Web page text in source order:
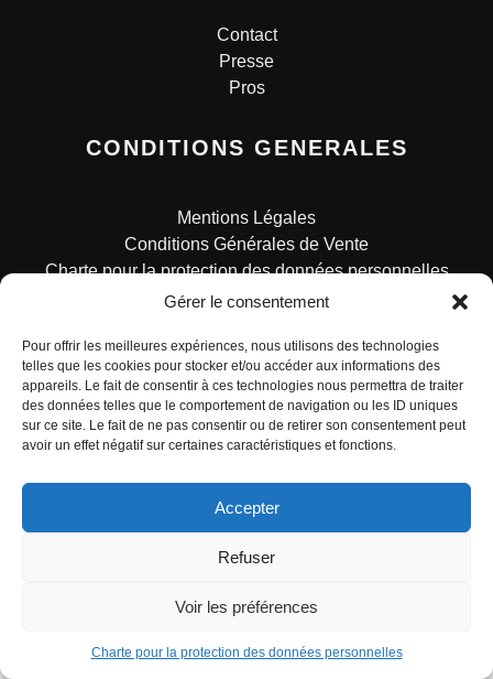
Gérer le consentement
Pour offrir les meilleures expériences, nous utilisons des technologies
telles que les cookies pour stocker et/ou accéder aux informations des
appareils. Le fait de consentir à ces technologies nous permettra de traiter
des données telles que le comportement de navigation ou les ID uniques
sur ce site. Le fait de ne pas consentir ou de retirer son consentement peut
avoir un effet négatif sur certaines caractéristiques et fonctions.
Accepter
Refuser
Voir les préférences
Charte pour la protection des données personnelles
Contact
Presse
Pros
CONDITIONS GENERALES
Mentions Légales
Conditions Générales de Vente
Charte pour la protection des données personnelles
© ALL RIGHTS RESERVED. URBAN COMICS POUR LES
ÉDITIONS FRANÇAISES.